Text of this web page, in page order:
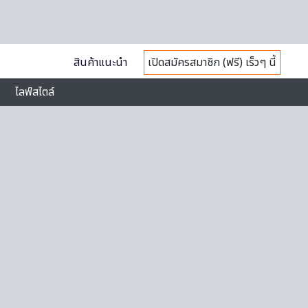
สินค้าแนะนำ
เปิดสมัครสมาชิก (ฟรี) เร็วๆ นี้
ไลฟ์สไตล์